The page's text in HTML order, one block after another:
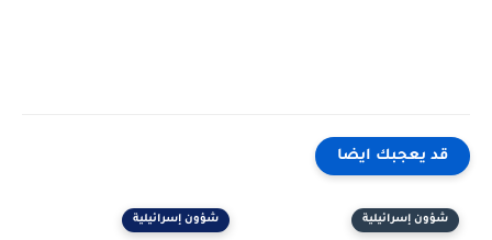
قد يعجبك ايضا
شؤون إسرائيلية شؤون إسرائيلية